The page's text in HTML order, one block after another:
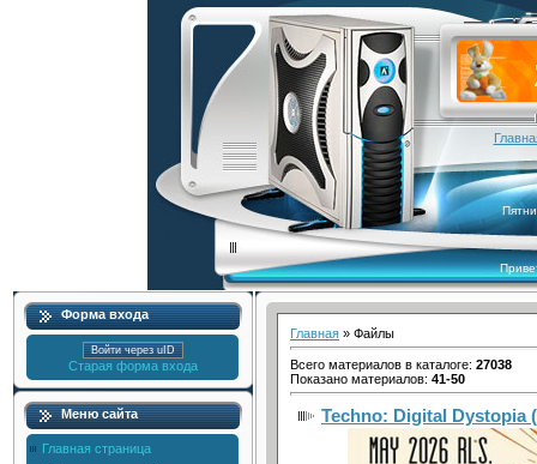
Форма входа
Войти через uID
Старая форма входа
Меню сайта
Главная страница
Главная » Файлы
Всего материалов в каталоге: 27038
Показано материалов: 41-50
Techno: Digital Dystopia